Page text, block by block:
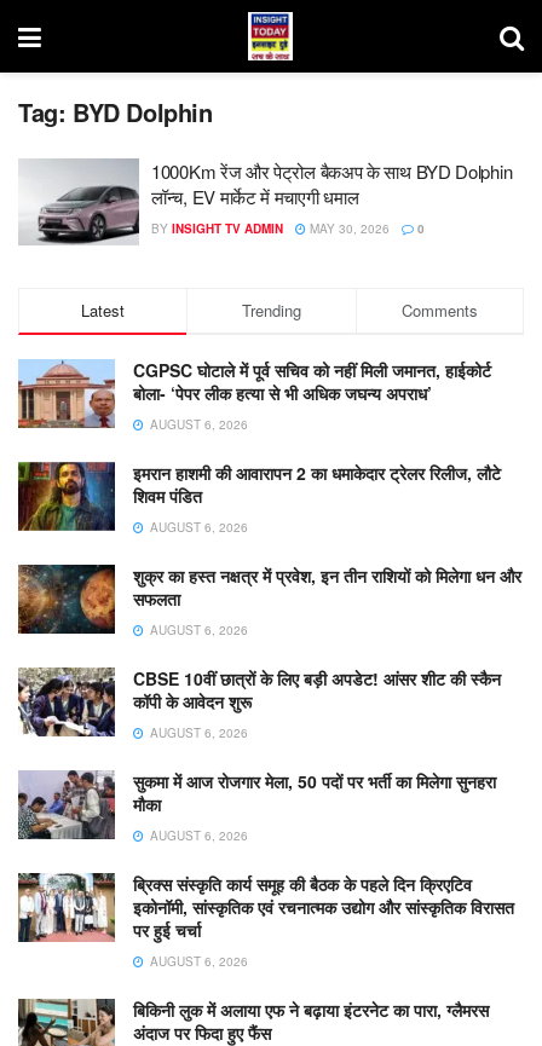
Tag: BYD Dolphin
1000Km रेंज और पेट्रोल बैकअप के साथ BYD Dolphin
लॉन्च, EV मार्केट में मचाएगी धमाल
BY INSIGHT TV ADMIN MAY 30, 2026 0
Latest Trending Comments
CGPSC घोटाले में पूर्व सचिव को नहीं मिली जमानत, हाईकोर्ट
बोला- ‘पेपर लीक हत्या से भी अधिक जघन्य अपराध’
AUGUST 6, 2026
इमरान हाशमी की आवारापन 2 का धमाकेदार ट्रेलर रिलीज, लौटे
शिवम पंडित
AUGUST 6, 2026
शुक्र का हस्त नक्षत्र में प्रवेश, इन तीन राशियों को मिलेगा धन और
सफलता
AUGUST 6, 2026
CBSE 10वीं छात्रों के लिए बड़ी अपडेट! आंसर शीट की स्कैन
कॉपी के आवेदन शुरू
AUGUST 6, 2026
सुकमा में आज रोजगार मेला, 50 पदों पर भर्ती का मिलेगा सुनहरा
मौका
AUGUST 6, 2026
ब्रिक्स संस्कृति कार्य समूह की बैठक के पहले दिन क्रिएटिव
इकोनॉमी, सांस्कृतिक एवं रचनात्मक उद्योग और सांस्कृतिक विरासत
पर हुई चर्चा
AUGUST 6, 2026
बिकिनी लुक में अलाया एफ ने बढ़ाया इंटरनेट का पारा, ग्लैमरस
अंदाज पर फिदा हुए फैंस